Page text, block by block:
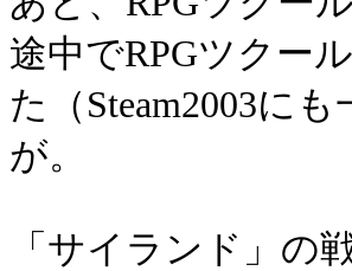
途中でRPGツクー
た（Steam2003に
が。
「サイランド」の